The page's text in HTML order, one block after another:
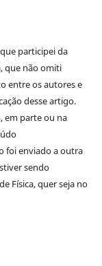
que participei da
que não omiti
entre os autores e
desse artigo.
em parte ou na
foi enviado a outra
sendo
Física, quer seja no